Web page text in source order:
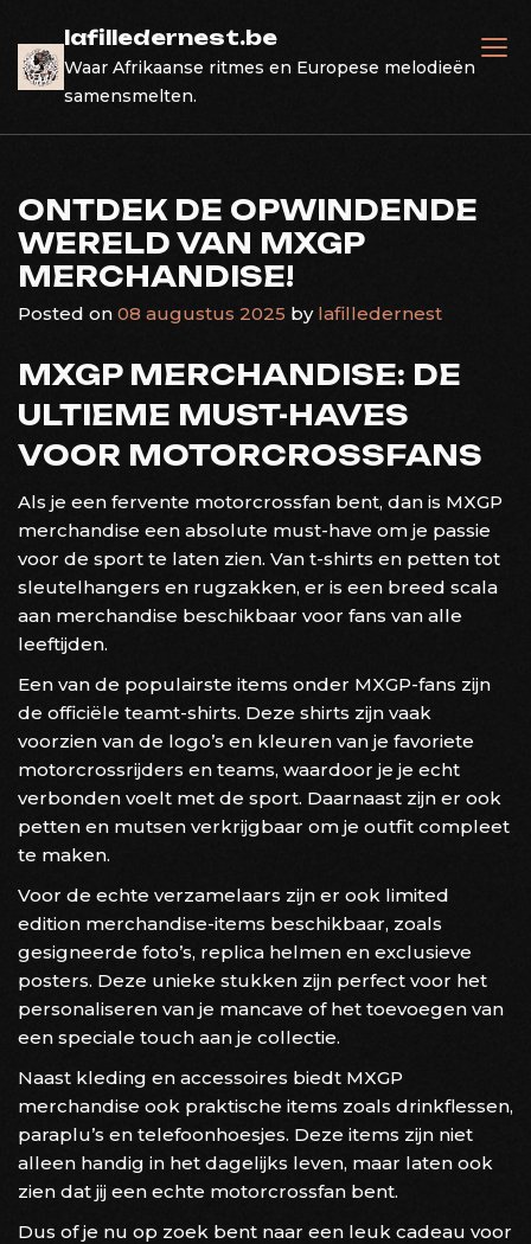
content
lafilledernest.be
Waar Afrikaanse ritmes en Europese melodieën
samensmelten.
ONTDEK DE OPWINDENDE
WERELD VAN MXGP
MERCHANDISE!
Posted on 08 augustus 2025 by lafilledernest
MXGP MERCHANDISE: DE
ULTIEME MUST-HAVES
VOOR MOTORCROSSFANS
Als je een fervente motorcrossfan bent, dan is MXGP
merchandise een absolute must-have om je passie
voor de sport te laten zien. Van t-shirts en petten tot
sleutelhangers en rugzakken, er is een breed scala
aan merchandise beschikbaar voor fans van alle
leeftijden.
Een van de populairste items onder MXGP-fans zijn
de officiële teamt-shirts. Deze shirts zijn vaak
voorzien van de logo’s en kleuren van je favoriete
motorcrossrijders en teams, waardoor je je echt
verbonden voelt met de sport. Daarnaast zijn er ook
petten en mutsen verkrijgbaar om je outfit compleet
te maken.
Voor de echte verzamelaars zijn er ook limited
edition merchandise-items beschikbaar, zoals
gesigneerde foto’s, replica helmen en exclusieve
posters. Deze unieke stukken zijn perfect voor het
personaliseren van je mancave of het toevoegen van
een speciale touch aan je collectie.
Naast kleding en accessoires biedt MXGP
merchandise ook praktische items zoals drinkflessen,
paraplu’s en telefoonhoesjes. Deze items zijn niet
alleen handig in het dagelijks leven, maar laten ook
zien dat jij een echte motorcrossfan bent.
Dus of je nu op zoek bent naar een leuk cadeau voor